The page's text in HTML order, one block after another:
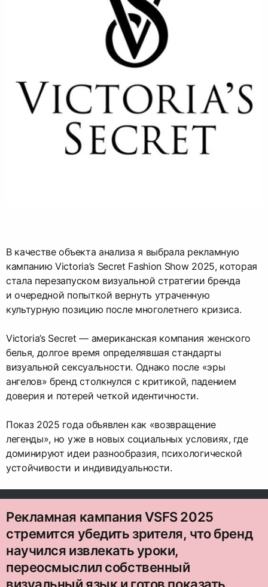
В качестве объекта анализа я выбрала рекламную
кампанию Victoria’s Secret Fashion Show 2025, которая
стала перезапуском визуальной стратегии бренда
и очередной попыткой вернуть утраченную
культурную позицию после многолетнего кризиса.
Victoria’s Secret ― американская компания женского
белья, долгое время определявшая стандарты
визуальной сексуальности. Однако после «эры
ангелов» бренд столкнулся с критикой, падением
доверия и потерей четкой идентичности.
Показ 2025 года объявлен как «возвращение
легенды», но уже в новых социальных условиях, где
доминируют идеи разнообразия, психологической
устойчивости и индивидуальности.
Рекламная кампания VSFS 2025
стремится убедить зрителя, что бренд
научился извлекать уроки,
переосмыслил собственный